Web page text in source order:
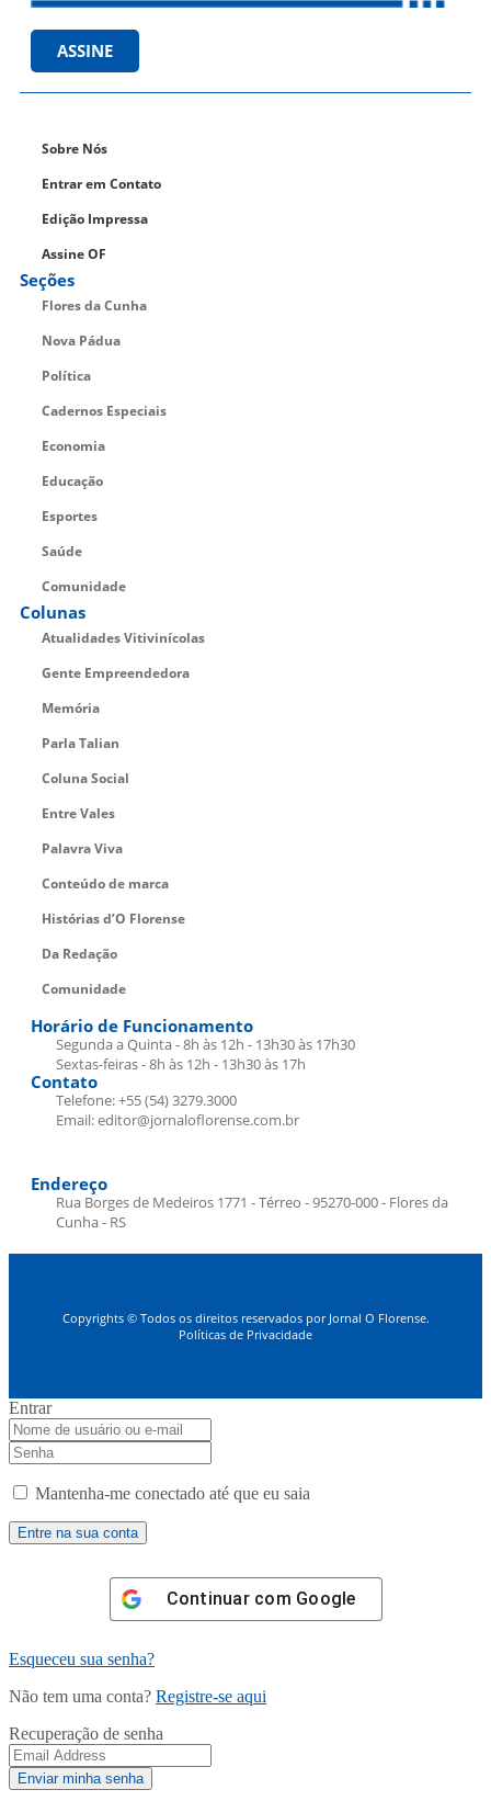
ASSINE
Sobre Nós
Entrar em Contato
Edição Impressa
Assine OF
Seções
Flores da Cunha
Nova Pádua
Política
Cadernos Especiais
Economia
Educação
Esportes
Saúde
Comunidade
Colunas
Atualidades Vitivinícolas
Gente Empreendedora
Memória
Parla Talian
Coluna Social
Entre Vales
Palavra Viva
Conteúdo de marca
Histórias d’O Florense
Da Redação
Comunidade
Horário de Funcionamento
Segunda a Quinta - 8h às 12h - 13h30 às 17h30
Sextas-feiras - 8h às 12h - 13h30 às 17h
Contato
Telefone: +55 (54) 3279.3000
Email: editor@jornaloflorense.com.br
Endereço
Rua Borges de Medeiros 1771 - Térreo - 95270-000 - Flores da
Cunha - RS
Copyrights © Todos os direitos reservados por Jornal O Florense.
Políticas de Privacidade
Entrar
Mantenha-me conectado até que eu saia
Continuar com Google
Esqueceu sua senha?
Não tem uma conta? Registre-se aqui
Recuperação de senha